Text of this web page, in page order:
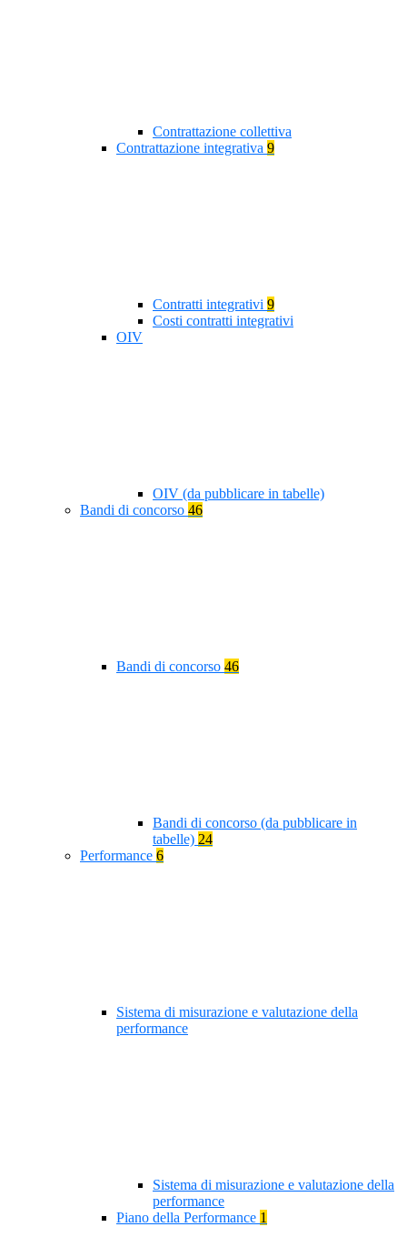
Contrattazione collettiva
Contrattazione integrativa 9
Contratti integrativi 9
Costi contratti integrativi
OIV
OIV (da pubblicare in tabelle)
Bandi di concorso 46
Bandi di concorso 46
Bandi di concorso (da pubblicare in
tabelle) 24
Performance 6
Sistema di misurazione e valutazione della
performance
Sistema di misurazione e valutazione della
performance
Piano della Performance 1